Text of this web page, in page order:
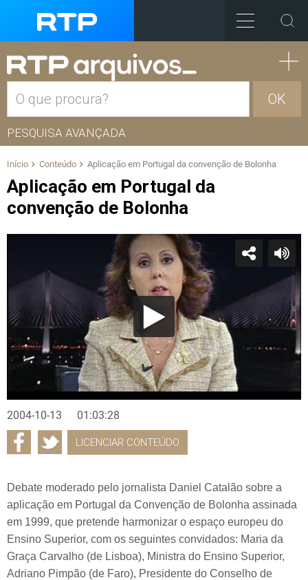
OK
PESQUISA AVANÇADA
Início Conteúdo Aplicação em Portugal da convenção de Bolonha
Aplicação em Portugal da
convenção de Bolonha
2004-10-13 01:03:28
LICENCIAR CONTEÚDO
Debate moderado pelo jornalista Daniel Catalão sobre a
aplicação em Portugal da Convenção de Bolonha assinada
em 1999, que pretende harmonizar o espaço europeu do
Ensino Superior, com os seguintes convidados: Maria da
Graça Carvalho (de Lisboa), Ministra do Ensino Superior,
Adriano Pimpão (de Faro), Presidente do Conselho de